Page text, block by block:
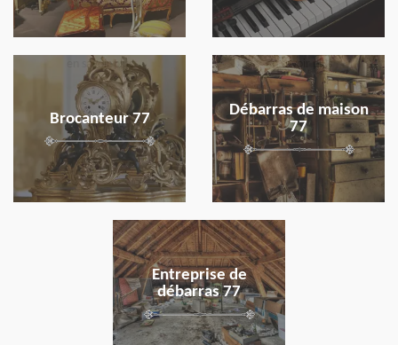
Brocanteur 77
en savoir plus
Débarras de maison
77
en savoir plus
Entreprise de
débarras 77
en savoir plus